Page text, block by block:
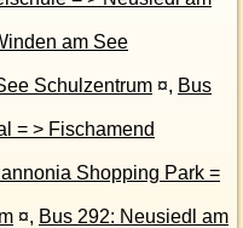
am See
am See Schulzentrum ¤, Bus
¤, Bus 292: Neusiedl am